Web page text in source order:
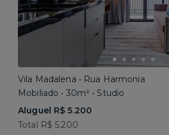
Vila Madalena • Rua Harmonia
Mobiliado • 30m² • Studio
Aluguel R$ 5.200
Total R$ 5.200